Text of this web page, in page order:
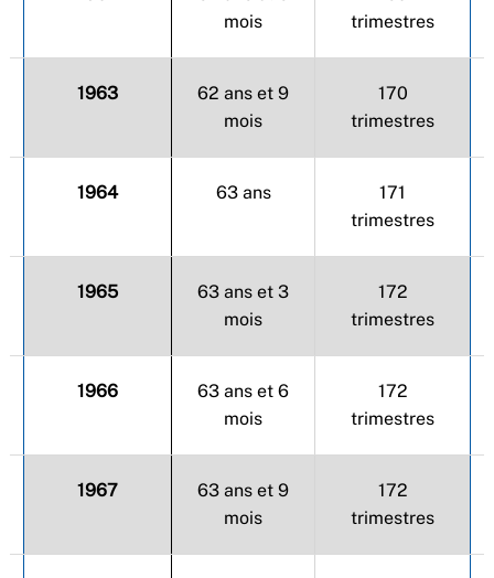
mois
trimestres
1963
62 ans et 9
mois
170
trimestres
1964 63 ans
171
trimestres
1965
63 ans et 3
mois
172
trimestres
1966
63 ans et 6
mois
172
trimestres
1967
63 ans et 9
mois
172
trimestres